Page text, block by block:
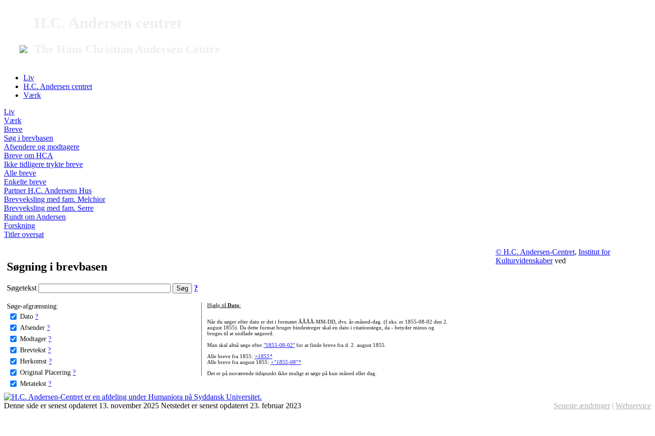
Liv
H.C. Andersen centret
Værk
Liv
Værk
Breve
Søg i brevbasen
Afsendere og modtagere
Breve om HCA
Ikke tidligere trykte breve
Alle breve
Enkelte breve
Partner H.C. Andersens Hus
Brevveksling med fam. Melchior
Brevveksling med fam. Serre
Rundt om Andersen
Forskning
Titler oversat
Søgning i brevbasen
Søgetekst ?
Søge-afgrænsning:
Dato ?
Afsender ?
Modtager ?
Brevtekst ?
Herkomst ?
Original Placering ?
Metatekst ?
Hjælp til Dato:
Når du søger efter dato er det i formatet ÅÅÅÅ-MM-DD, dvs. år-måned-dag. (f.eks. er 1855-08-02 den 2.
august 1855). Da dette format bruger bindestreger skal en dato i citationstegn, da - betyder minus og
bruges til at undlade søgeord.
Man skal altså søge efter "1855-08-02"for at finde breve fra d. 2. august 1855.
Alle breve fra 1855: +1855*
Alle breve fra august 1855: +"1855-08"*
Det er på nuværende tidspunkt ikke muligt at søge på kun måned eller dag.
© H.C. Andersen-Centret, Institut for
Kulturvidenskaberved
Denne side er senest opdateret 13. november 2025 Netstedet er senest opdateret 23. februar 2023 Seneste ændringer | Webservice